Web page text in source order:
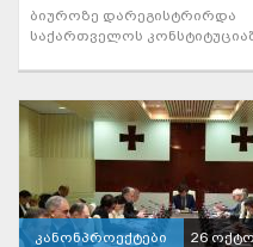
ბიუროზე დარეგისტრირდა
საქართველოს
კანონპროექტები 26